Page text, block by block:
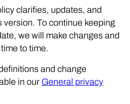
clarifies, updates, and
version. To continue keeping
we will make changes and
to time.
and change
in our General privacy